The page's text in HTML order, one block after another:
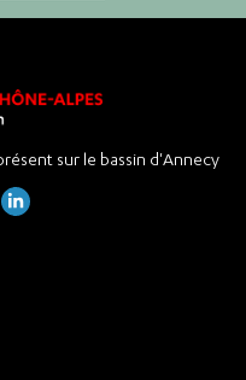
sur le bassin d'Annecy